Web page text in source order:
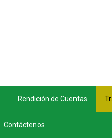
Rendición de Cuentas
Contáctenos